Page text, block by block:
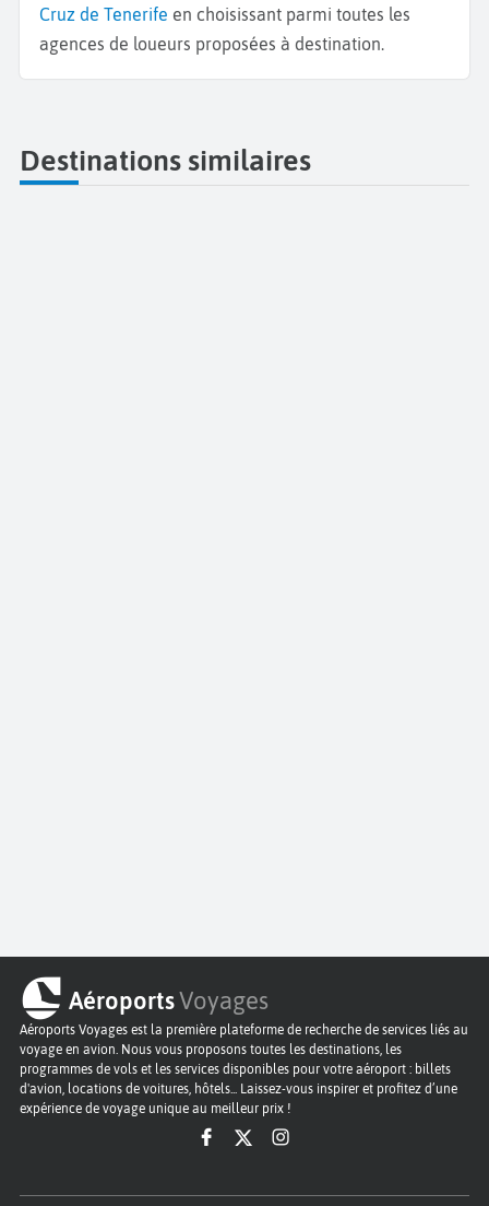
Cruz de Tenerife en choisissant parmi toutes les
agences de loueurs proposées à destination.
Destinations similaires
AéroportsVoyages
Aéroports Voyages est la première plateforme de recherche de services liés au
voyage en avion. Nous vous proposons toutes les destinations, les
programmes de vols et les services disponibles pour votre aéroport : billets
d'avion, locations de voitures, hôtels... Laissez-vous inspirer et profitez d’une
expérience de voyage unique au meilleur prix !